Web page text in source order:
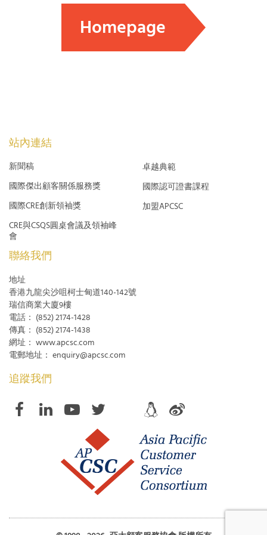
Homepage
站內連結
新聞稿
國際傑出顧客關係服務獎
國際CRE創新領袖獎
CRE與CSQS圓桌會議及領袖峰
會
卓越典範
國際認可證書課程
加盟APCSC
聯絡我們
地址
香港九龍尖沙咀柯士甸道140-142號
瑞信商業大廈9樓
電話：
(852) 2174-1428
傳真：
(852) 2174-1438
網址：
www.apcsc.com
電郵地址：
enquiry@apcsc.com
追蹤我們